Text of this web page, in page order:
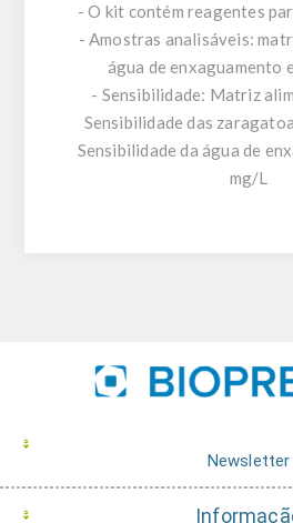
- O kit contém reagentes
- Amostras analisáveis:
água de enxaguamento
- Sensibilidade: Matriz
Sensibilidade das
Sensibilidade da água de
mg/L
Newsletter